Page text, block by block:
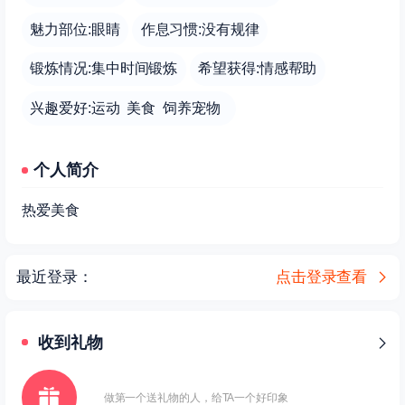
魅力部位:眼睛 作息习惯:没有规律
锻炼情况:集中时间锻炼 希望获得:情感帮助
兴趣爱好:运动 美食 饲养宠物
个人简介
热爱美食
最近登录： 点击登录查看
收到礼物
做第一个送礼物的人，给TA一个好印象